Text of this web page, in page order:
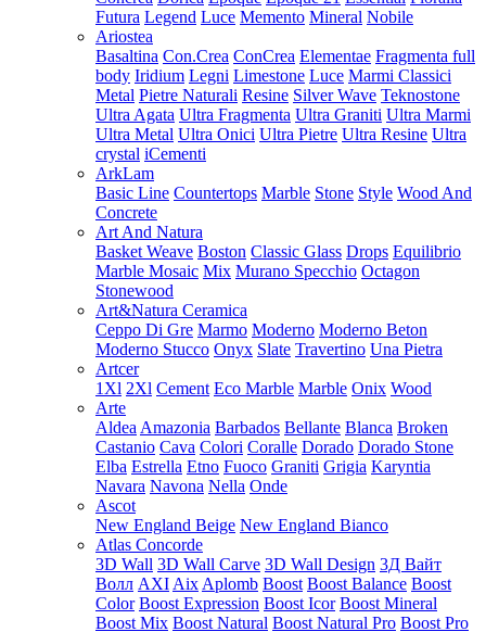
Futura Legend Luce Memento Mineral Nobile
Ariostea
Basaltina Con.Crea ConCrea Elementae Fragmenta full
body Iridium Legni Limestone Luce Marmi Classici
Metal Pietre Naturali Resine Silver Wave Teknostone
Ultra Agata Ultra Fragmenta Ultra Graniti Ultra Marmi
Ultra Metal Ultra Onici Ultra Pietre Ultra Resine Ultra
crystal iCementi
ArkLam
Basic Line Countertops Marble Stone Style Wood And
Concrete
Art And Natura
Basket Weave Boston Classic Glass Drops Equilibrio
Marble Mosaic Mix Murano Specchio Octagon
Stonewood
Art&Natura Ceramica
Ceppo Di Gre Marmo Moderno Moderno Beton
Moderno Stucco Onyx Slate Travertino Una Pietra
Artcer
1Xl 2Xl Cement Eco Marble Marble Onix Wood
Arte
Aldea Amazonia Barbados Bellante Blanca Broken
Castanio Cava Colori Coralle Dorado Dorado Stone
Elba Estrella Etno Fuoco Graniti Grigia Karyntia
Navara Navona Nella Onde
Ascot
New England Beige New England Bianco
Atlas Concorde
3D Wall 3D Wall Carve 3D Wall Design 3Д Вайт
Волл AXI Aix Aplomb Boost Boost Balance Boost
Color Boost Expression Boost Icor Boost Mineral
Boost Mix Boost Natural Boost Natural Pro Boost Pro